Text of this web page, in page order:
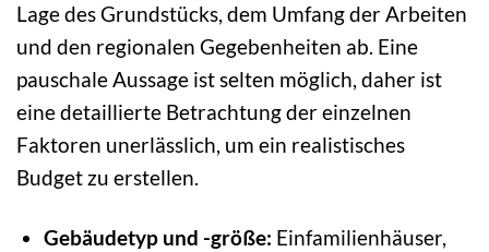
Lage des Grundstücks, dem Umfang der Arbeiten
und den regionalen Gegebenheiten ab. Eine
pauschale Aussage ist selten möglich, daher ist
eine detaillierte Betrachtung der einzelnen
Faktoren unerlässlich, um ein realistisches
Budget zu erstellen.
Gebäudetyp und -größe: Einfamilienhäuser,